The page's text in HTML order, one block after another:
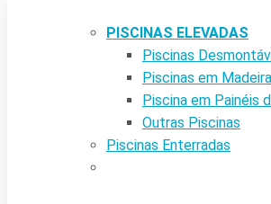
PISCINAS ELEVADAS
Piscinas
Piscinas em Madeira
Piscina em Painéis
Outras Piscinas
Piscinas Enterradas